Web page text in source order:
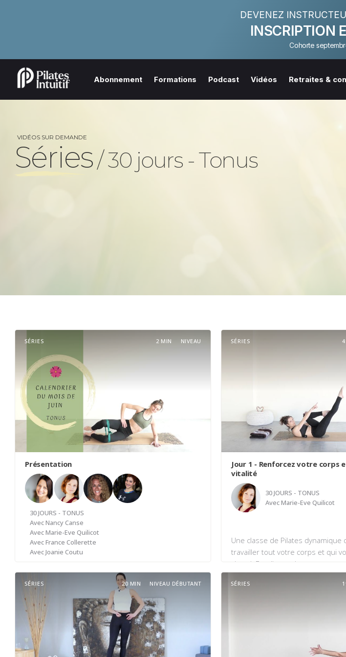
DEVENEZ
INSCRIPTION
Cohorte
Abonnement Formations Podcast Vidéos Retraites &
VIDÉOS SUR DEMANDE
Séries/ 30 jours - Tonus
SÉRIES 2 MIN NIVEAU
Présentation
30 JOURS - TONUS
AvecNancy Canse
AvecMarie-Eve Quilicot
AvecFrance Collerette
AvecJoanie Coutu
Connaissez-vous vraiment la différence entre tonus
et force musculaire ? La force musculaire s'acquiert
grâce à un entraînement rigoureux et constant et
sollicite les muscles les plus volumineux de votre
corps. Le tonus musculaire, quant à lui, sollicite les
muscles profonds (muscles stabilisateurs) qui
SÉRIES
Jour 1 - Renforcez votre corps
vitalité
30 JOURS - TONUS
AvecMarie-Eve Quilicot
Une classe de Pilates dynamique
travailler tout votre corps et qui
chaud. Excellente classe pour
vos acquis de mobilité et de
dynamisé.
SÉRIES 20 MIN NIVEAU DÉBUTANT SÉRIES